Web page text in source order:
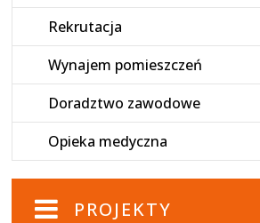
Rekrutacja
Wynajem pomieszczeń
Doradztwo zawodowe
Opieka medyczna
PROJEKTY